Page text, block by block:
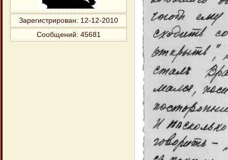
Зарегистрирован: 12-12-2010
Сообщений: 45681